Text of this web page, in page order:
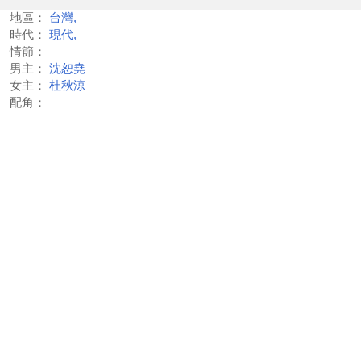
地區：
台灣,
時代：
現代,
情節：
男主：
沈恕堯
女主：
杜秋涼
配角：